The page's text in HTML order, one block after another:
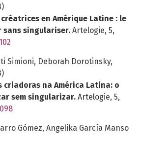
en Amérique Latine : le
sans singulariser. Artelogie, 5,
Simioni, Deborah Dorotinsky,
criadoras na América Latina: o
sem singularizar. Artelogie, 5,
Gómez, Angelika García Manso